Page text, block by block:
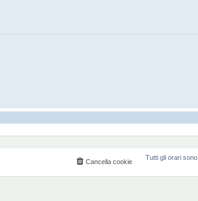
Tutti gli orari sono
Cancella cookie